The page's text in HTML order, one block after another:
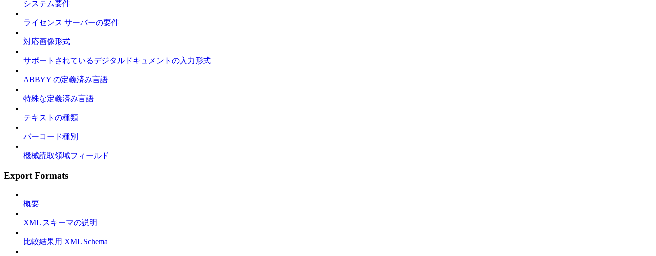
システム要件
ライセンス サーバーの要件
対応画像形式
サポートされているデジタルドキュメントの入力形式
ABBYY の定義済み言語
特殊な定義済み言語
テキストの種類
バーコード種別
機械読取領域フィールド
Export Formats
概要
XML スキーマの説明
比較結果用 XML Schema